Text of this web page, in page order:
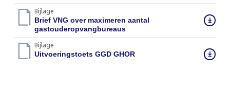
Bijlage
Download
bestand:
Brief VNG over maximeren aantal
gastouderopvangbureaus(PDF)
Bijlage
Download
Uitvoeringstoets GGD GHOR(PDF)